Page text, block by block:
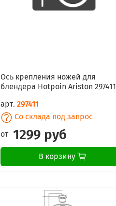
Ось крепления ножей для
блендера Hotpoin Ariston 297411
арт.297411
Со склада под запрос
от 1299 руб
В корзину